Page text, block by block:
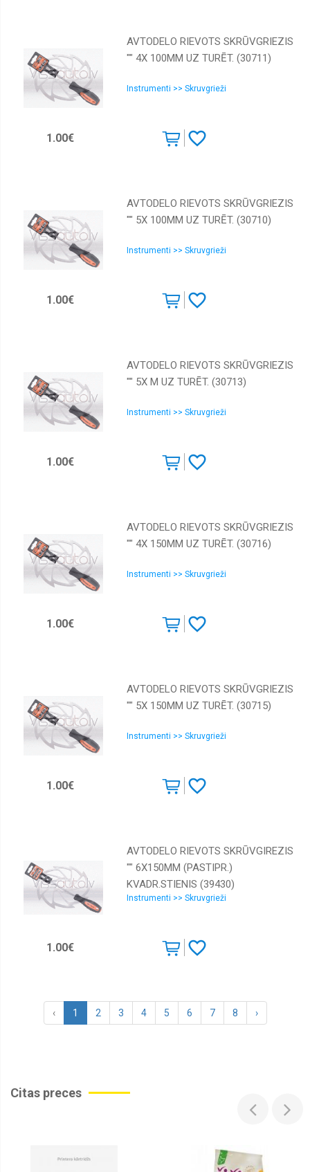
AVTODELO RIEVOTS SKRŪVGRIEZIS
"" 4Х 100MM UZ TURĒT. (30711)
Instrumenti >> Skruvgrieži
1.00€
AVTODELO RIEVOTS SKRŪVGRIEZIS
"" 5Х 100MM UZ TURĒT. (30710)
Instrumenti >> Skruvgrieži
1.00€
AVTODELO RIEVOTS SKRŪVGRIEZIS
"" 5Х M UZ TURĒT. (30713)
Instrumenti >> Skruvgrieži
1.00€
AVTODELO RIEVOTS SKRŪVGRIEZIS
"" 4Х 150MM UZ TURĒT. (30716)
Instrumenti >> Skruvgrieži
1.00€
AVTODELO RIEVOTS SKRŪVGRIEZIS
"" 5Х 150MM UZ TURĒT. (30715)
Instrumenti >> Skruvgrieži
1.00€
AVTODELO RIEVOTS SKRŪVGIREZIS
"" 6X150MM (PASTIPR.)
KVADR.STIENIS (39430)
Instrumenti >> Skruvgrieži
1.00€
‹ 1 2 3 4 5 6 7 8 ›
Citas preces